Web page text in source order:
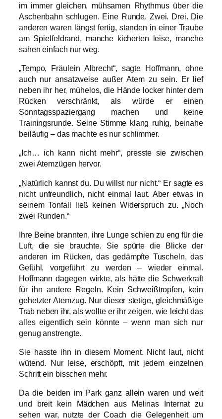
im immer gleichen, mühsamen Rhythmus über die
Aschenbahn schlugen. Eine Runde. Zwei. Drei. Die
anderen waren längst fertig, standen in einer Traube
am Spielfeldrand, manche kicherten leise, manche
sahen einfach nur weg.
„Tempo, Fräulein Albrecht“, sagte Hoffmann, ohne
auch nur ansatzweise außer Atem zu sein. Er lief
neben ihr her, mühelos, die Hände locker hinter dem
Rücken verschränkt, als würde er einen
Sonntagsspaziergang machen und keine
Trainingsrunde. Seine Stimme klang ruhig, beinahe
beiläufig – das machte es nur schlimmer.
„Ich… ich kann nicht mehr“, presste sie zwischen
zwei Atemzügen hervor.
„Natürlich kannst du. Du willst nur nicht.“ Er sagte es
nicht unfreundlich, nicht einmal laut. Aber etwas in
seinem Tonfall ließ keinen Widerspruch zu. „Noch
zwei Runden.“
Ihre Beine brannten, ihre Lunge schien zu eng für die
Luft, die sie brauchte. Sie spürte die Blicke der
anderen im Rücken, das gedämpfte Tuscheln, das
Gefühl, vorgeführt zu werden – wieder einmal.
Hoffmann dagegen wirkte, als hätte die Schwerkraft
für ihn andere Regeln. Kein Schweißtropfen, kein
gehetzter Atemzug. Nur dieser stetige, gleichmäßige
Trab neben ihr, als wollte er ihr zeigen, wie leicht das
alles eigentlich sein könnte – wenn man sich nur
genug anstrengte.
Sie hasste ihn in diesem Moment. Nicht laut, nicht
wütend. Nur leise, erschöpft, mit jedem einzelnen
Schritt ein bisschen mehr.
Da die beiden im Park ganz allein waren und weit
und breit kein Mädchen aus Melinas Internat zu
sehen war, nutzte der Coach die Gelegenheit um